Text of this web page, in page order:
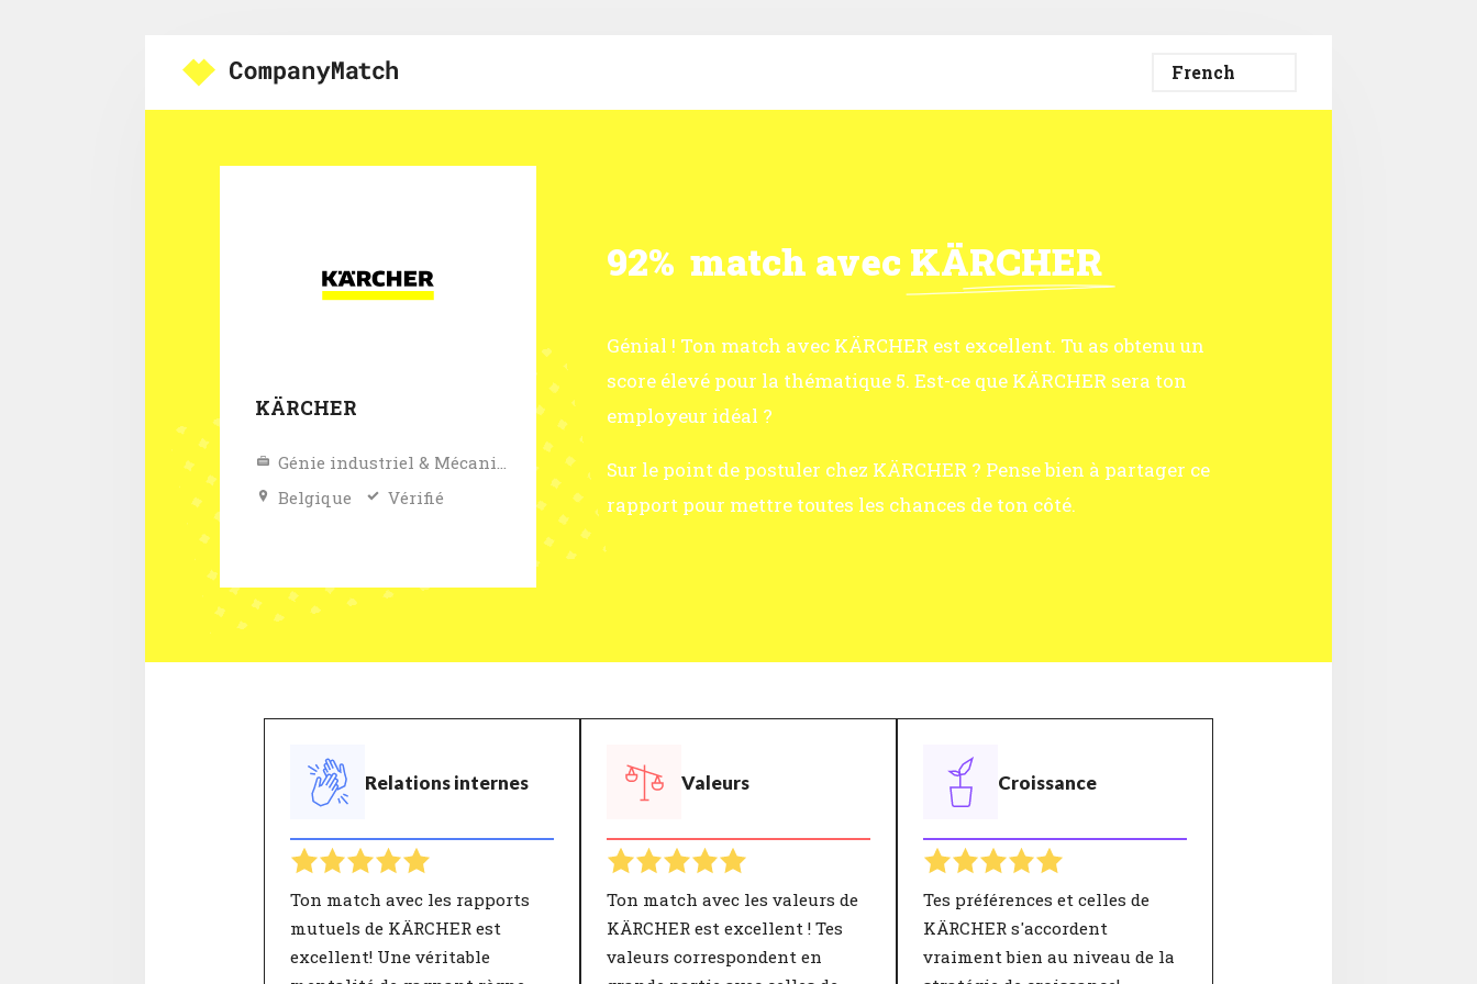
KÄRCHER
Génie industriel & Mécanique
Belgique
Vérifié
92% match avec KÄRCHER
Génial ! Ton match avec KÄRCHER est excellent. Tu as obtenu un
score élevé pour la thématique 5. Est-ce que KÄRCHER sera ton
employeur idéal ?
Sur le point de postuler chez KÄRCHER ? Pense bien à partager ce
rapport pour mettre toutes les chances de ton côté.
Relations internes
Ton match avec les rapports
mutuels de KÄRCHER est
excellent! Une véritable
Valeurs
Ton match avec les valeurs de
KÄRCHER est excellent ! Tes
valeurs correspondent en
Croissance
Tes préférences et celles de
KÄRCHER s'accordent
vraiment bien au niveau de la